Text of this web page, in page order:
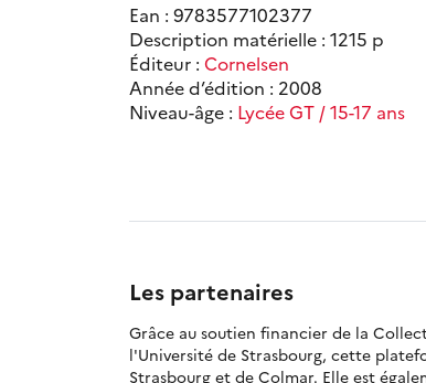
Ean : 9783577102377
Description matérielle : 1215 p
Éditeur : Cornelsen
Année d’édition : 2008
Niveau-âge : Lycée GT / 15-17 ans
Les partenaires
Grâce au soutien financier de la
l'Université de Strasbourg, cette
Strasbourg et de Colmar. Elle est